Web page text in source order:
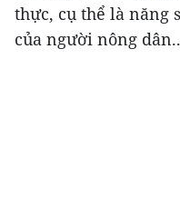
thực, cụ thể là năng
của người nông